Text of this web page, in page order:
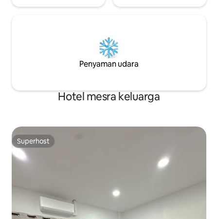
Penyaman udara
Hotel mesra keluarga
Superhost
Superhost